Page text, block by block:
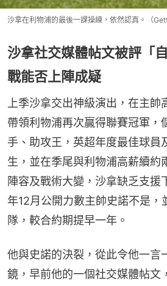
沙拿在利物浦的最後一課操練，依然認真。（
沙拿社交媒體帖文被評「
戰能否上陣成疑
上季沙拿交出神級演出，在主
帶領利物浦再次贏得聯賽冠軍，
手、助攻王，英超年度最佳球員
生，並在季尾與利物浦高薪續約
陣容及戰術大變，沙拿缺乏支援
年12月公開力數主帥史諾不是，
隊，較合約期提早一年。
他與史諾的決裂，從此令他一言
鏡，早前他的一個社交媒體帖文